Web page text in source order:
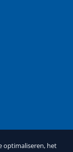
optimaliseren, het